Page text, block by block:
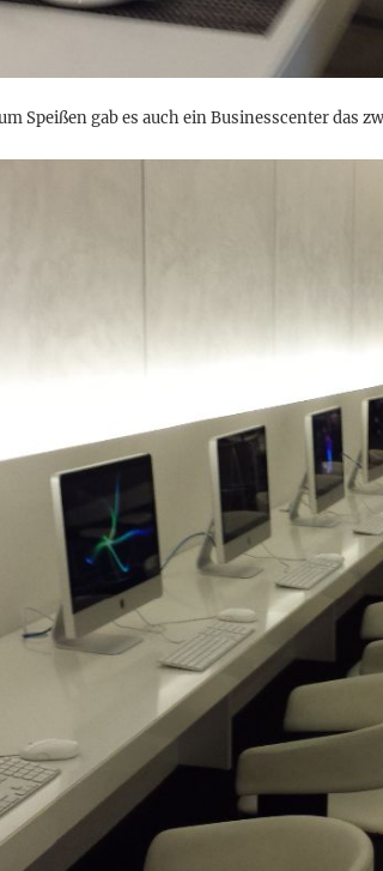
Speißen gab es auch ein Businesscenter das